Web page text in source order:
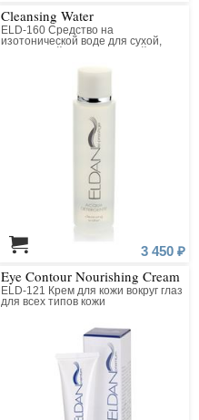
Cleansing Water
ELD-160 Средство на
изотонической воде для сухой,
3 450 ₽
Eye Contour Nourishing Cream
ELD-121 Крем для кожи вокруг глаз
для всех типов кожи